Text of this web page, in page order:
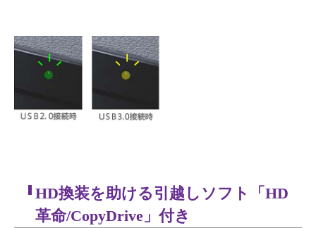
HD換装を助ける引越しソフト「HD
革命/CopyDrive」付き